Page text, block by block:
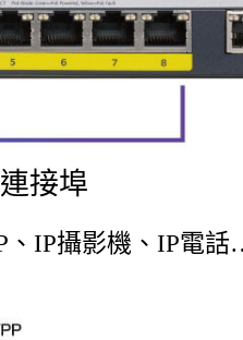
接埠
、IP攝影機、IP電